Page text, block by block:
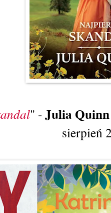
" -Julia Quinn
sierpień